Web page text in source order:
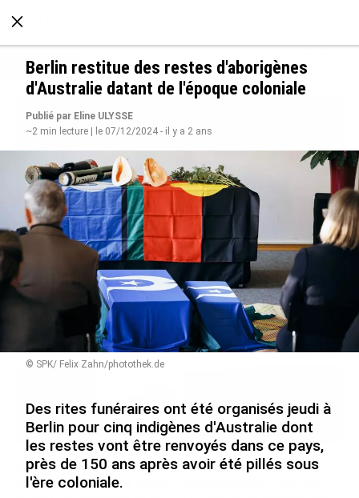
À LA UNE POLITIQUE ECONOMIE SOCIÉTÉ
Avec VEENI, le Guadeloupéen Yanis Foy entend
participer au développement touristique des
Après 5 ans à la SARA aux
Antilles, Olivier Cotta prend
En juin 2026, les prix à la
Berlin restitue des restes d'aborigènes
d'Australie datant de l'époque coloniale
Publié par Eline ULYSSE
~2 min lecture | le 07/12/2024 - il y a 2 ans
© SPK/ Felix Zahn/photothek.de
Des rites funéraires ont été organisés jeudi à
Berlin pour cinq indigènes d'Australie dont
les restes vont être renvoyés dans ce pays,
près de 150 ans après avoir été pillés sous
l'ère coloniale.